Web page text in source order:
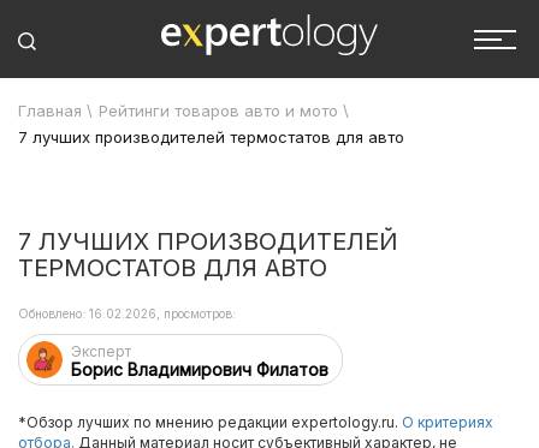
Главная \ Рейтинги товаров авто и мото \
7 лучших производителей термостатов для авто
7 ЛУЧШИХ ПРОИЗВОДИТЕЛЕЙ
ТЕРМОСТАТОВ ДЛЯ АВТО
Эксперт
Борис Владимирович Филатов
Обновлено: 16.02.2026, просмотров:
*Обзор лучших по мнению редакции expertology.ru. О критериях
отбора. Данный материал носит субъективный характер, не